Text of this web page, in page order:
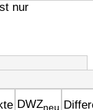
nur
DWZneu